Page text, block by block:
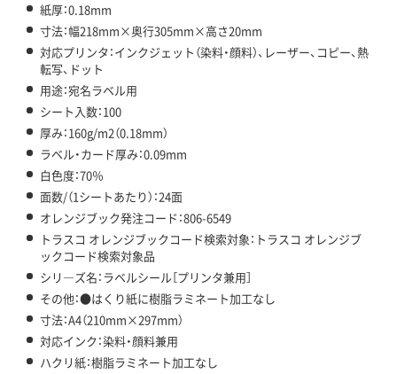
紙厚：0.18mm
寸法：幅218mm×奥行305mm×高さ20mm
対応プリンタ：インクジェット（染料・顔料）、レーザー、コピー、熱
転写、ドット
用途：宛名ラベル用
シート入数：100
厚み：160g/m2（0.18mm）
ラベル・カード厚み：0.09mm
白色度：70％
面数/（1シートあたり）：24面
オレンジブック発注コード：806-6549
トラスコ オレンジブックコード検索対象：トラスコ オレンジブ
ックコード検索対象品
シリ―ズ名：ラベルシール［プリンタ兼用］
その他：●はくり紙に樹脂ラミネート加工なし
寸法：A4（210mm×297mm）
対応インク：染料・顔料兼用
ハクリ紙：樹脂ラミネート加工なし